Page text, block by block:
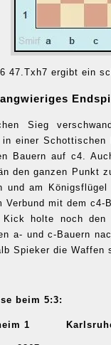
47.Txh7 ergibt ein
Sieg
einer Schottischen
Bauern auf c4.
den ganzen Punkt
und am
Verbund mit dem
Kick holte noch
a- und c-Bauern
Spieker die Waffen
beim 5:3:
1